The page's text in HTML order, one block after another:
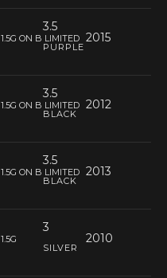
3.5
1.5G ON B LIMITED 2015
PURPLE
3.5
1.5G ON B LIMITED 2012
BLACK
3.5
1.5G ON B LIMITED 2013
BLACK
3
1.5G 2010
SILVER